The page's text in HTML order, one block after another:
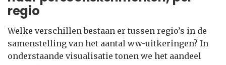
regio
Welke verschillen bestaan er tussen regio’s in de
samenstelling van het aantal ww-uitkeringen? In
onderstaande visualisatie tonen we het aandeel